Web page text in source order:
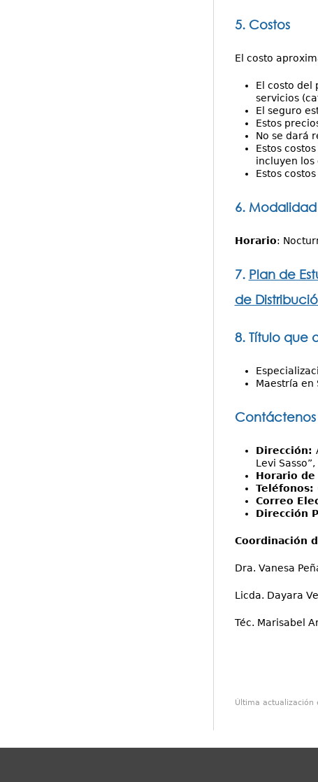
5. Costos
El costo
El costo del
servicios
El seguro
Estos
No se dará
Estos
incluyen los
Estos
6.
Horario:
7. Plan de
de
8. Título que
Maestría en
Contáctenos
Dirección:
Levi
Horario
Teléfonos:
Correo
Dirección
Coordinación
Dra. Vanesa
Licda. Dayara
Téc. Marisabel
Última actualización